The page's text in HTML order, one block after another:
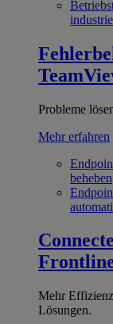
Probleme
Mehr erfahren
beheben
Mehr
Lösungen.